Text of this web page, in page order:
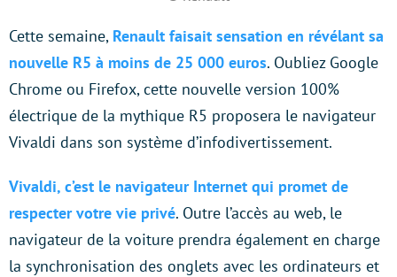
Cette semaine, Renault faisait sensation en révélant sa
nouvelle R5 à moins de 25 000 euros. Oubliez Google
Chrome ou Firefox, cette nouvelle version 100%
électrique de la mythique R5 proposera le navigateur
Vivaldi dans son système d’infodivertissement.
Vivaldi, c’est le navigateur Internet qui promet de
respecter votre vie privé. Outre l’accès au web, le
navigateur de la voiture prendra également en charge
la synchronisation des onglets avec les ordinateurs et